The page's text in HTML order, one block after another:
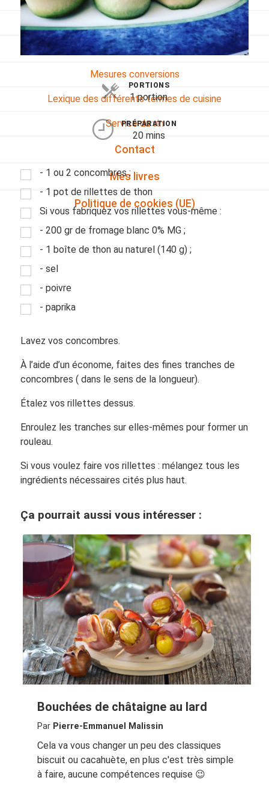
Viandes
Pratique
Mesures conversions
Lexique des différents termes de cuisine
Service du vin
Contact
Mes livres
Politique de cookies (UE)
PORTIONS
1 portion
PRÉPARATION
20 mins
- 1 ou 2 concombres ;
- 1 pot de rillettes de thon
Si vous fabriquez vos rillettes vous-même :
- 200 gr de fromage blanc 0% MG ;
- 1 boîte de thon au naturel (140 g) ;
- sel
- poivre
- paprika
Lavez vos concombres.
À l’aide d’un économe, faites des fines tranches de
concombres ( dans le sens de la longueur).
Étalez vos rillettes dessus.
Enroulez les tranches sur elles-mêmes pour former un
rouleau.
Si vous voulez faire vos rillettes : mélangez tous les
ingrédients nécessaires cités plus haut.
Ça pourrait aussi vous intéresser :
Bouchées de châtaigne au lard
Par Pierre-Emmanuel Malissin
Cela va vous changer un peu des classiques
biscuit ou cacahuète, en plus c'est très simple
à faire, aucune compétences requise 😉